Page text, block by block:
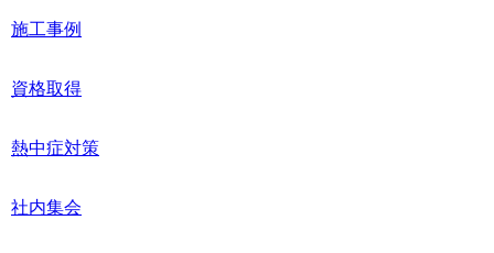
施工事例
資格取得
熱中症対策
社内集会